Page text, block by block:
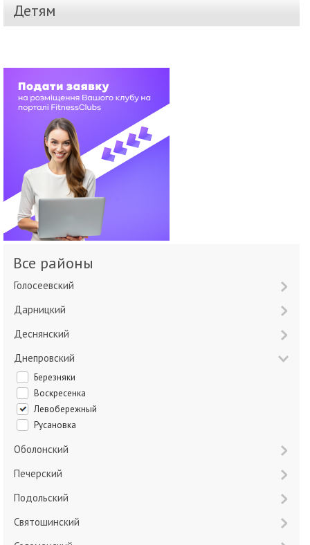
Детям
Все районы
Голосеевский
Дарницкий
Деснянский
Днепровский
Березняки
Воскресенка
Левобережный
Русановка
Оболонский
Печерский
Подольский
Святошинский